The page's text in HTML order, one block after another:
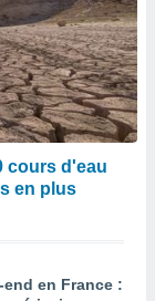
cours d'eau
en plus
end en France :